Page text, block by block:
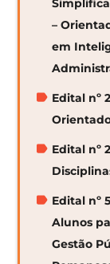
–
em
Edital nº
Edital nº
Edital nº
Alunos
Gestão